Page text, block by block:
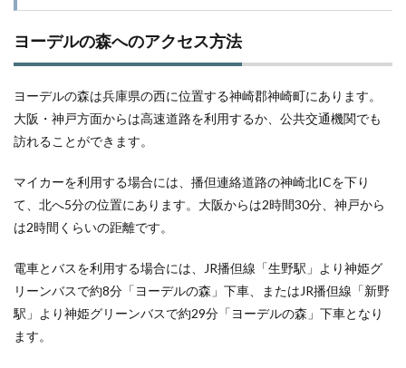
ヨーデルの森へのアクセス方法
ヨーデルの森は兵庫県の西に位置する神崎郡神崎町にあります。
大阪・神戸方面からは高速道路を利用するか、公共交通機関でも
訪れることができます。
マイカーを利用する場合には、播但連絡道路の神崎北ICを下り
て、北へ5分の位置にあります。大阪からは2時間30分、神戸から
は2時間くらいの距離です。
電車とバスを利用する場合には、JR播但線「生野駅」より神姫グ
リーンバスで約8分「ヨーデルの森」下車、またはJR播但線「新野
駅」より神姫グリーンバスで約29分「ヨーデルの森」下車となり
ます。